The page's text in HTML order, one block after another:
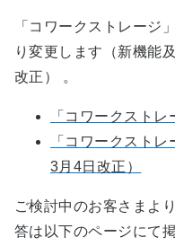
「コワークストレージ
り変更します（新機能
改正） 。
「コワークスト
「コワークスト
3月4日改正）
ご検討中のお客さまよ
答は以下のページにて